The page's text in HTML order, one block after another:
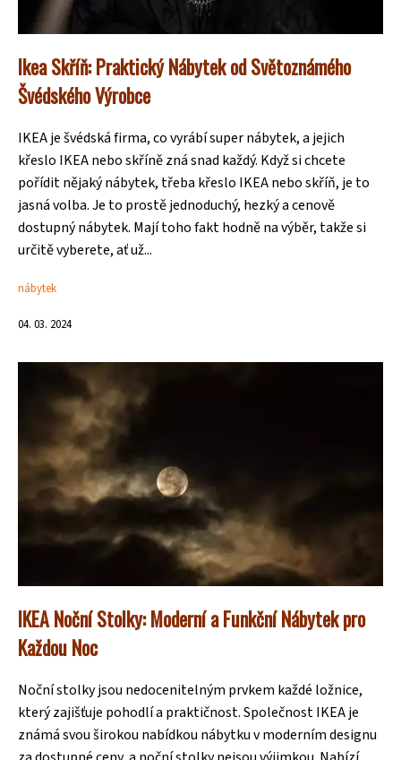
Ikea Skříň: Praktický Nábytek od Světoznámého
Švédského Výrobce
IKEA je švédská firma, co vyrábí super nábytek, a jejich
křeslo IKEA nebo skříně zná snad každý. Když si chcete
pořídit nějaký nábytek, třeba křeslo IKEA nebo skříň, je to
jasná volba. Je to prostě jednoduchý, hezký a cenově
dostupný nábytek. Mají toho fakt hodně na výběr, takže si
určitě vyberete, ať už...
nábytek
04. 03. 2024
IKEA Noční Stolky: Moderní a Funkční Nábytek pro
Každou Noc
Noční stolky jsou nedocenitelným prvkem každé ložnice,
který zajišťuje pohodlí a praktičnost. Společnost IKEA je
známá svou širokou nabídkou nábytku v moderním designu